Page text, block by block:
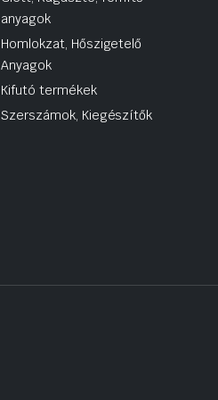
anyagok
Homlokzat, Hőszigetelő
Anyagok
Kifutó termékek
Szerszámok, Kiegészítők